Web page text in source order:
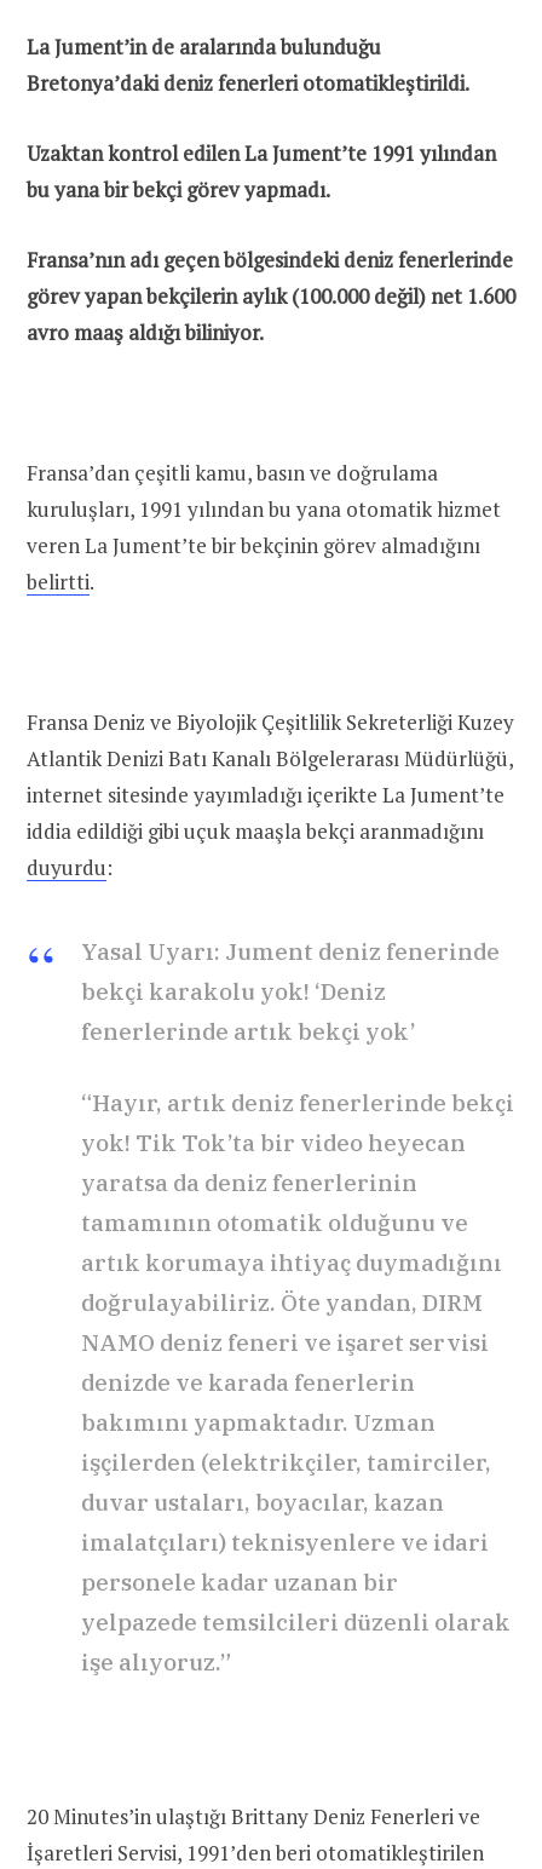
La Jument’in de aralarında bulunduğu
Bretonya’daki deniz fenerleri otomatikleştirildi.
Uzaktan kontrol edilen La Jument’te 1991 yılından
bu yana bir bekçi görev yapmadı.
Fransa’nın adı geçen bölgesindeki deniz fenerlerinde
görev yapan bekçilerin aylık (100.000 değil) net 1.600
avro maaş aldığı biliniyor.
Fransa’dan çeşitli kamu, basın ve doğrulama
kuruluşları, 1991 yılından bu yana otomatik hizmet
veren La Jument’te bir bekçinin görev almadığını
belirtti.
Fransa Deniz ve Biyolojik Çeşitlilik Sekreterliği Kuzey
Atlantik Denizi Batı Kanalı Bölgelerarası Müdürlüğü,
internet sitesinde yayımladığı içerikte La Jument’te
iddia edildiği gibi uçuk maaşla bekçi aranmadığını
duyurdu:
Yasal Uyarı: Jument deniz fenerinde
bekçi karakolu yok! ‘Deniz
fenerlerinde artık bekçi yok’
“Hayır, artık deniz fenerlerinde bekçi
yok! Tik Tok’ta bir video heyecan
yaratsa da deniz fenerlerinin
tamamının otomatik olduğunu ve
artık korumaya ihtiyaç duymadığını
doğrulayabiliriz. Öte yandan, DIRM
NAMO deniz feneri ve işaret servisi
denizde ve karada fenerlerin
bakımını yapmaktadır. Uzman
işçilerden (elektrikçiler, tamirciler,
duvar ustaları, boyacılar, kazan
imalatçıları) teknisyenlere ve idari
personele kadar uzanan bir
yelpazede temsilcileri düzenli olarak
işe alıyoruz.”
20 Minutes’in ulaştığı Brittany Deniz Fenerleri ve
İşaretleri Servisi, 1991’den beri otomatikleştirilen